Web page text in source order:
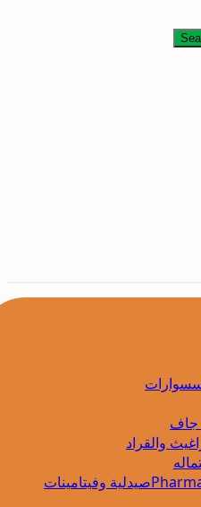
جاف
والقراد
صيدلية وفيتامينات